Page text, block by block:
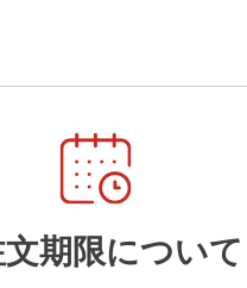
期限について